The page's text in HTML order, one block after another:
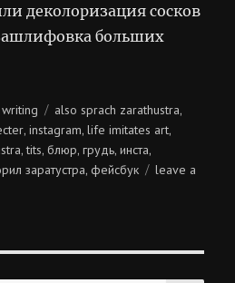
деколоризация сосков
больших
writing Tags
also sprach zarathustra,
,instagram,life imitates art,
,tits,блюр,грудь,инста,
заратустра,фейсбук
leave a